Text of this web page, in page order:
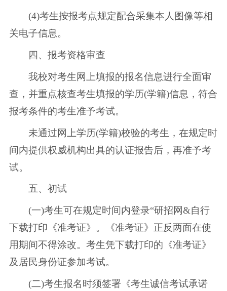
(4)考生按报考点规定配合采集本人图像等相
关电子信息。
四、报考资格审查
我校对考生网上填报的报名信息进行全面审
查，并重点核查考生填报的学历(学籍)信息，符合
报考条件的考生准予考试。
未通过网上学历(学籍)校验的考生，在规定时
间内提供权威机构出具的认证报告后，再准予考
试。
五、初试
(一)考生可在规定时间内登录“研招网&自行
下载打印《准考证》。《准考证》正反两面在使
用期间不得涂改。考生凭下载打印的《准考证》
及居民身份证参加考试。
(二)考生报名时须签署《考生诚信考试承诺